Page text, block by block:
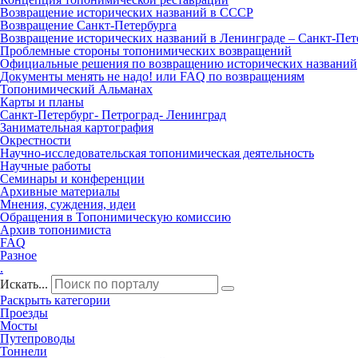
Возвращение исторических названий в СССР
Возвращение Санкт‑Петербурга
Возвращение исторических названий в Ленинграде –
Проблемные стороны топонимических возвращений
Официальные решения по возвращению исторических названий
Документы менять не надо! или FAQ по возвращениям
Топонимический Альманах
Карты и планы
Санкт‑Петербург‑ Петроград‑ Ленинград
Занимательная картография
Окрестности
Научно‑исследовательская топонимическая деятельность
Научные работы
Семинары и конференции
Архивные материалы
Мнения, суждения, идеи
Обращения в Топонимическую комиссию
Архив топонимиста
FAQ
Разное
.
Искать...
Раскрыть категории
Проезды
Мосты
Путепроводы
Тоннели